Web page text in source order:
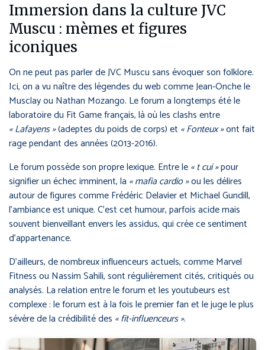
Immersion dans la culture JVC
Muscu : mèmes et figures
iconiques
On ne peut pas parler de JVC Muscu sans évoquer son folklore.
Ici, on a vu naître des légendes du web comme Jean-Onche le
Musclay ou Nathan Mozango. Le forum a longtemps été le
laboratoire du Fit Game français, là où les clashs entre
« Lafayens »(adeptes du poids de corps) et « Fonteux »ont fait
rage pendant des années (2013-2016).
Le forum possède son propre lexique. Entre le« t cui »pour
signifier un échec imminent, la « mafia cardio »ou les délires
autour de figures comme Frédéric Delavier et Michael Gundill,
l’ambiance est unique. C’est cet humour, parfois acide mais
souvent bienveillant envers les assidus, qui crée ce sentiment
d’appartenance.
D’ailleurs, de nombreux influenceurs actuels, comme Marvel
Fitness ou Nassim Sahili, sont régulièrement cités, critiqués ou
analysés. La relation entre le forum et les youtubeurs est
complexe : le forum est à la fois le premier fan et le juge le plus
sévère de la crédibilité des « fit-influenceurs ».